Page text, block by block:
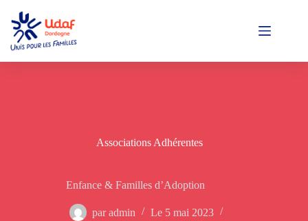
contenu
Associations Adhérentes
Enfance & Familles d’Adoption
par admin Le 5 mai 2023